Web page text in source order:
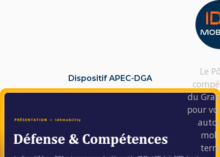
Dispositif APEC-DGA
Le
du
pour